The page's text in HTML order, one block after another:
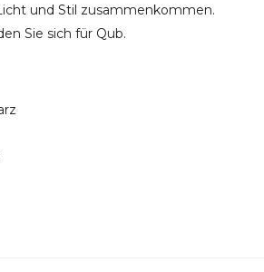
und Stil zusammenkommen.
Sie sich für Qub.